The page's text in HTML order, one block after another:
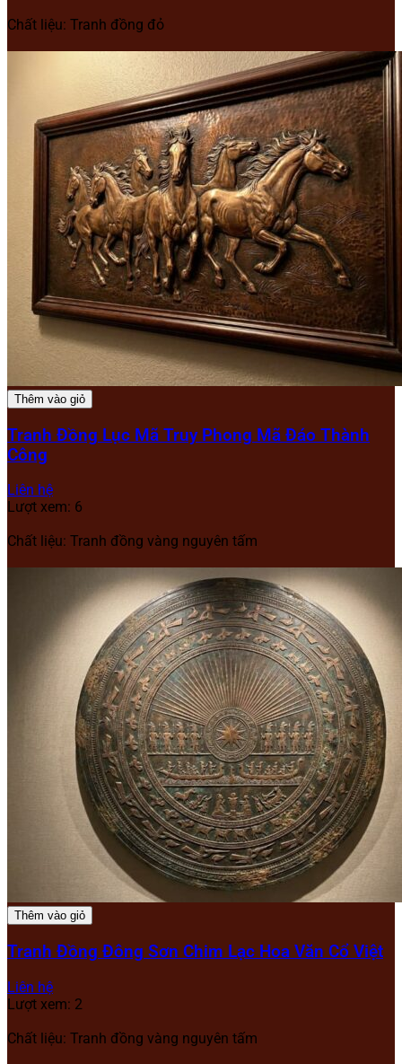
Chất liệu: Tranh đồng đỏ
Thêm vào giỏ
Tranh Đồng Lục Mã Truy Phong Mã Đáo Thành
Công
Liên hệ
Lượt xem: 6
Chất liệu: Tranh đồng vàng nguyên tấm
Thêm vào giỏ
Tranh Đồng Đông Sơn Chim Lạc Hoa Văn Cổ Việt
Liên hệ
Lượt xem: 2
Chất liệu: Tranh đồng vàng nguyên tấm